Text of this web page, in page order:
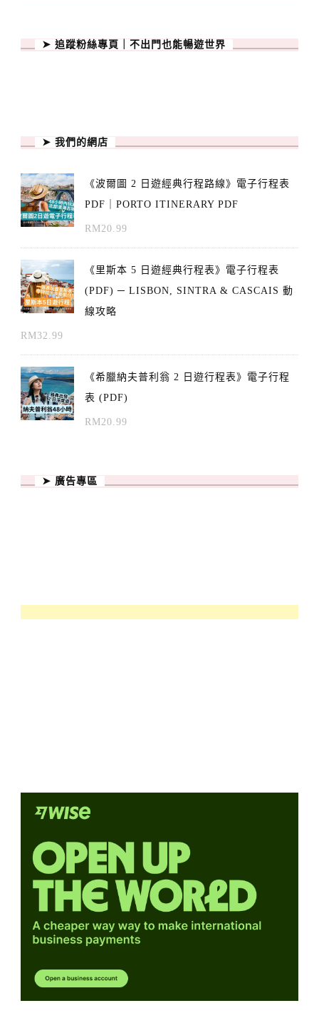
➤ 追蹤粉絲專頁｜不出門也能暢遊世界
➤ 我們的網店
《波爾圖 2 日遊經典行程路線》電子行程表
PDF｜PORTO ITINERARY PDF
RM20.99
《里斯本 5 日遊經典行程表》電子行程表
(PDF) ─ LISBON, SINTRA & CASCAIS 動
線攻略
RM32.99
《希臘納夫普利翁 2 日遊行程表》電子行程
表 (PDF)
RM20.99
➤ 廣告專區